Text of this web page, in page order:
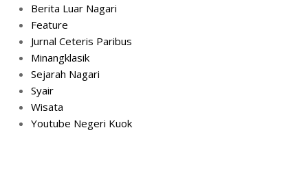
Berita Luar Nagari
Feature
Jurnal Ceteris Paribus
Minangklasik
Sejarah Nagari
Syair
Wisata
Youtube Negeri Kuok